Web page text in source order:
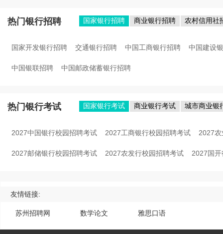
热门银行招聘 国家银行招聘 商业银行招聘 农村信用社
国家开发银行招聘 交通银行招聘 中国工商银行招聘 中国建设
中国银联招聘 中国邮政储蓄银行招聘
热门银行考试 国家银行考试 商业银行考试 城市商业银
2027中国银行校园招聘考试 2027工商银行校园招聘考试 2027农
2027邮储银行校园招聘考试 2027农发行校园招聘考试 2027国
友情链接:
苏州招聘网 数学论文 雅思口语